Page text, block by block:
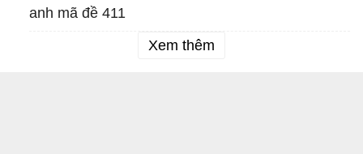
anh mã đề 411
Xem thêm